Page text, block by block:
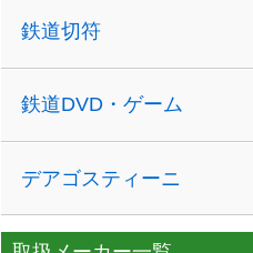
鉄道切符
鉄道DVD・ゲーム
デアゴスティーニ